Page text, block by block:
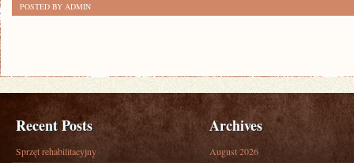
POSTED BY ADMIN
Recent Posts
Sprzęt rehabilitacyjny
Archives
August 2026